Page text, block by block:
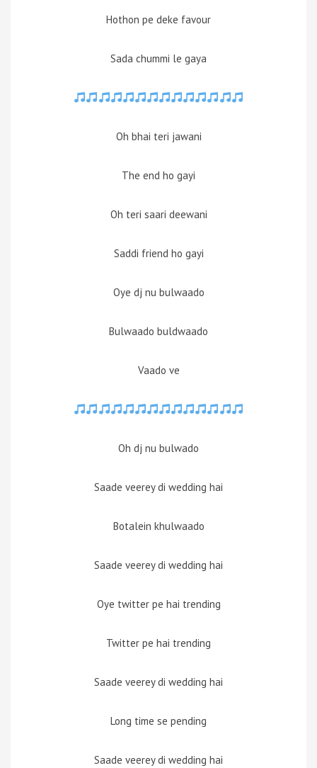
Hothon pe deke favour
Sada chummi le gaya
Oh bhai teri jawani
The end ho gayi
Oh teri saari deewani
Saddi friend ho gayi
Oye dj nu bulwaado
Bulwaado buldwaado
Vaado ve
Oh dj nu bulwado
Saade veerey di wedding hai
Botalein khulwaado
Saade veerey di wedding hai
Oye twitter pe hai trending
Twitter pe hai trending
Saade veerey di wedding hai
Long time se pending
Saade veerey di wedding hai